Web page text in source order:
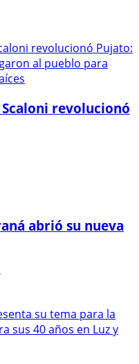
revolucionó
abrió su nueva